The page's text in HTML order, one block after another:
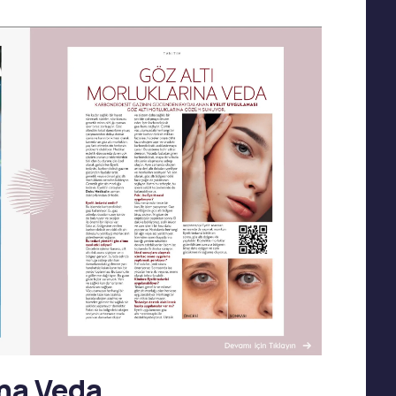
Yanak Dolgusu
Alın Dolgusu
Göz Altı Işık Dolgusu
Çene Dolgusu (Jawline)
Akıllı Dolgu
NanoFat
Bölgesel İncelme
Emtone
Emsculpt
CoolSculpting – Soğuk
Lipoliz
Lipocel – Cool Sonic
Çatlak Tedavisi
Lenf Drenaj Ödem
Tedavisi
Leke Tedavisi
Sivilce – Akne Tedavisi
Baby Face Ultra
Kimyasal Peeling
Alloblast – Kök Hücre
Tedavisi (Fibroblast)
Cosmelan &
Dermamelan
Otolog Kök Hücre
Tedavisi
OxyGeneo Medikal Cilt
Bakımı
El Vitamini
EmFusion
Profhilo